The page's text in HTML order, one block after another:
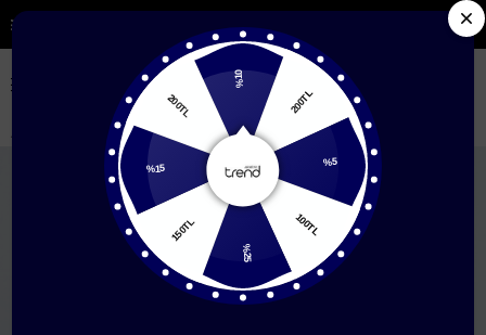
Sezon Ürünlerde %50'ye Varan İndirim
EŞARP İpek Eşarp Twill İpek Eşarp Armine Saf İpek Twill
200TL
100TL
150TL
200TL